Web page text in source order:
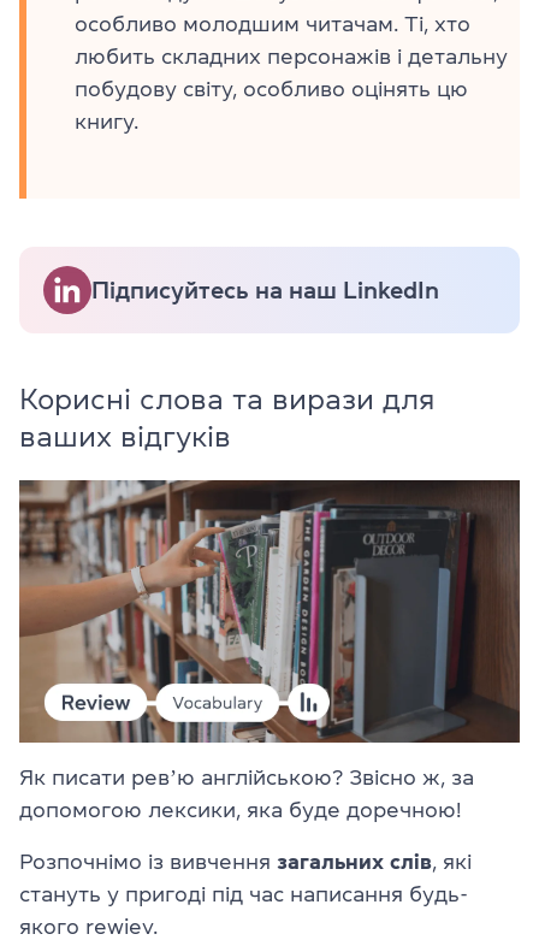
особливо молодшим читачам. Ті, хто
любить складних персонажів і детальну
побудову світу, особливо оцінять цю
книгу.
Підписуйтесь на наш LinkedIn
Корисні слова та вирази для
ваших відгуків
Як писати ревʼю англійською? Звісно ж, за
допомогою лексики, яка буде доречною!
Розпочнімо із вивчення загальних слів, які
стануть у пригоді під час написання будь-
якого rewiev.